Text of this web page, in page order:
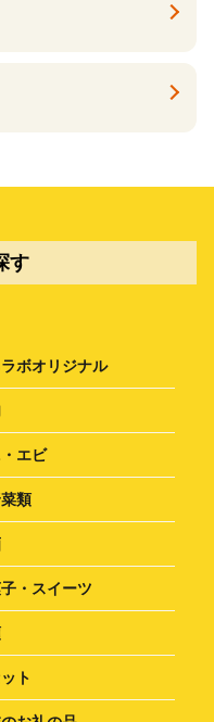
す
ボオリジナル
エビ
類
・スイーツ
ト